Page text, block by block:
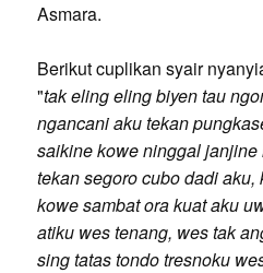
Asmara.
Berikut cuplikan syair
"tak eling eling biyen tau
ngancani aku tekan
saikine kowe ninggal
tekan segoro cubo dadi aku,
kowe sambat ora kuat aku
atiku wes tenang, wes tak
sing tatas tondo tresnoku